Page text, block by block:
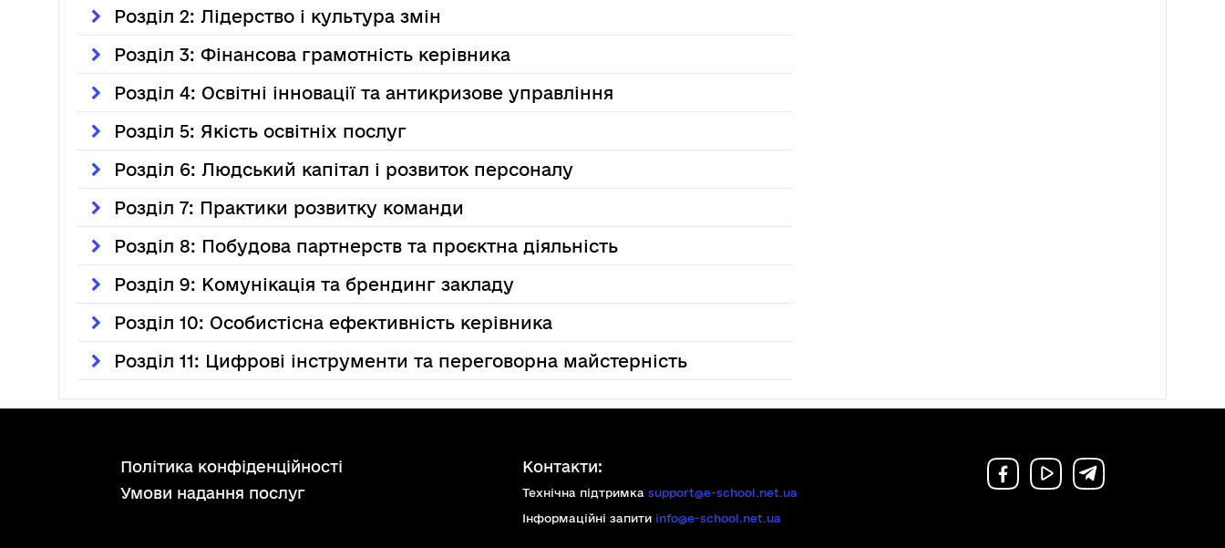
Розділ 2: Лідерство і культура змін
Розділ 3: Фінансова грамотність керівника
Розділ 4: Освітні інновації та антикризове управління
Розділ 5: Якість освітніх послуг
Розділ 6: Людський капітал і розвиток персоналу
Розділ 7: Практики розвитку команди
Розділ 8: Побудова партнерств та проєктна діяльність
Розділ 9: Комунікація та брендинг закладу
Розділ 10: Особистісна ефективність керівника
Розділ 11: Цифрові інструменти та переговорна майстерність
політика конфіденційності
умови надання послуг
Контакти:
Технічна підтримка support@e-school.net.ua
Інформаційні запити info@e-school.net.ua